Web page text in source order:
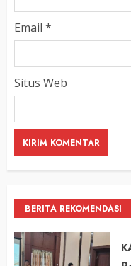
Email *
Situs Web
BERITA REKOMENDASI